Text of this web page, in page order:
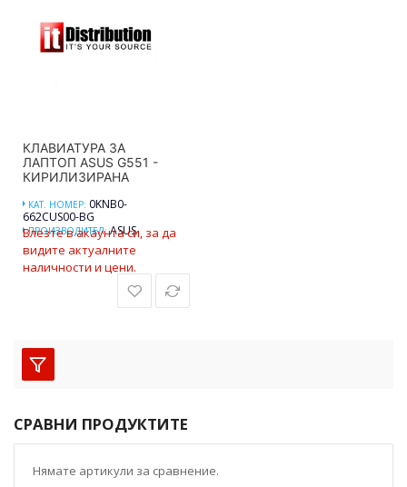
КЛАВИАТУРА ЗА
ЛАПТОП ASUS G551 -
КИРИЛИЗИРАНА
КАТ. НОМЕР: 0KNB0-
662CUS00-BG
ПРОИЗВОДИТЕЛ:ASUS
Влезте в акаунта си, за да
видите актуалните
наличности и цени.
СРАВНИ ПРОДУКТИТЕ
Нямате артикули за сравнение.